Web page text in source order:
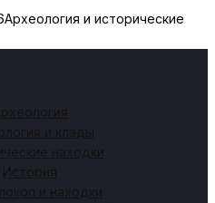
Археология и исторические
и клады
находки
История
и находки